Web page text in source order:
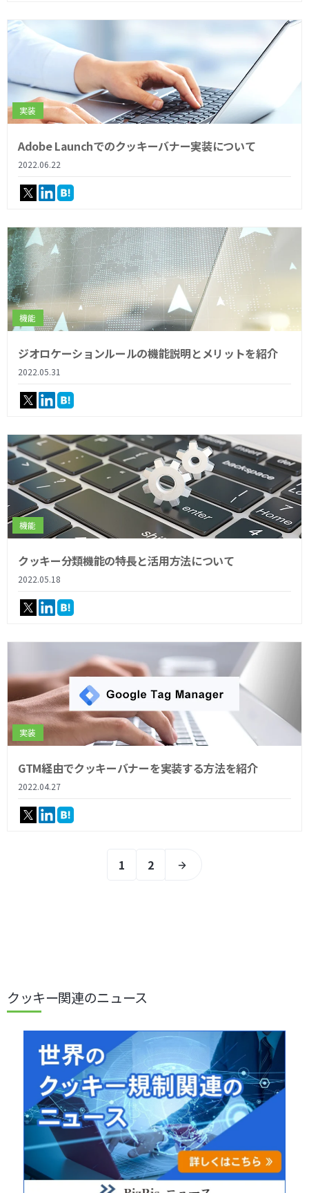
実装
Adobe Launchでのクッキーバナー実装について
2022.06.22
機能
ジオロケーションルールの機能説明とメリットを紹介
2022.05.31
機能
クッキー分類機能の特長と活用方法について
2022.05.18
実装
GTM経由でクッキーバナーを実装する方法を紹介
2022.04.27
1 2
クッキー関連のニュース